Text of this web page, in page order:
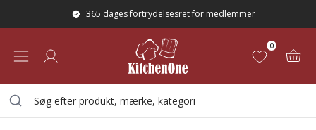
365 dages fortrydelsesret for medlemmer
0